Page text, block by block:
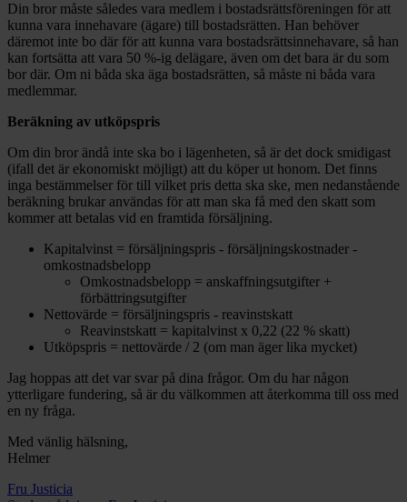
Din bror måste således vara medlem i bostadsrättsföreningen för att
kunna vara innehavare (ägare) till bostadsrätten. Han behöver
däremot inte bo där för att kunna vara bostadsrättsinnehavare, så han
kan fortsätta att vara 50 %-ig delägare, även om det bara är du som
bor där. Om ni båda ska äga bostadsrätten, så måste ni båda vara
medlemmar.
Beräkning av utköpspris
Om din bror ändå inte ska bo i lägenheten, så är det dock smidigast
(ifall det är ekonomiskt möjligt) att du köper ut honom. Det finns
inga bestämmelser för till vilket pris detta ska ske, men nedanstående
beräkning brukar användas för att man ska få med den skatt som
kommer att betalas vid en framtida försäljning.
Kapitalvinst = försäljningspris - försäljningskostnader -
omkostnadsbelopp
Omkostnadsbelopp = anskaffningsutgifter +
förbättringsutgifter
Nettovärde = försäljningspris - reavinstskatt
Reavinstskatt = kapitalvinst x 0,22 (22 % skatt)
Utköpspris = nettovärde / 2 (om man äger lika mycket)
Jag hoppas att det var svar på dina frågor. Om du har någon
ytterligare fundering, så är du välkommen att återkomma till oss med
en ny fråga.
Med vänlig hälsning,
Helmer
Fru Justicia